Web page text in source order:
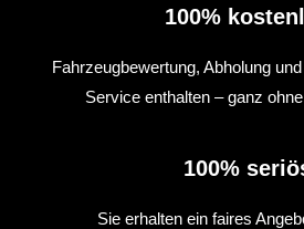
100%
Fahrzeugbewertung, Abholung
Service enthalten – ganz
100%
Sie erhalten ein faires